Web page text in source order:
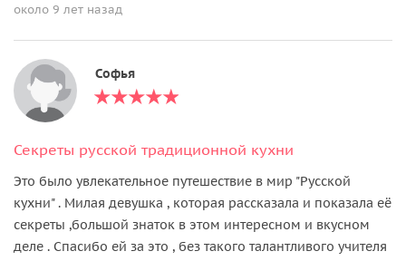
около 9 лет назад
Софья
Секреты русской традиционной кухни
Это было увлекательное путешествие в мир "Русской
кухни" . Милая девушка , которая рассказала и показала её
секреты ,большой знаток в этом интересном и вкусном
деле . Спасибо ей за это , без такого талантливого учителя